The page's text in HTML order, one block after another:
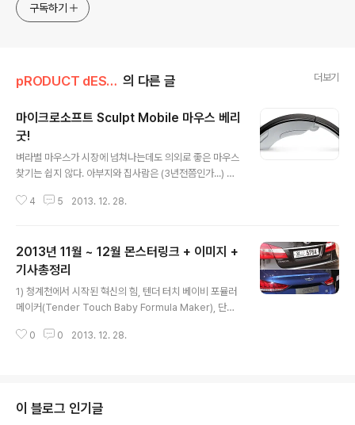
구독하기
pRODUCT dESIGN 의 다른 글 더보기
마이크로소프트 Sculpt Mobile 마우스 베리
굿!
벼라별 마우스가 시장에 넘쳐나는데도 의외로 좋은 마우스
찾기는 쉽지 않다. 아부지와 집사람은 (3년전쯤인가...) M
다. 근데 이게 진짜 그지같은게... 배터리는 AAA 2개나 들
스크롤휠도 헛돌때가 많고 돌리는 느낌도 cheap 하다. 최
근 두 분의 강력한 클레임(?)으로 에누리, 다나와 폭풍검색
으로 찾아낸 제품은... 바로... 마이크로소프트 Sculpt Mo
bile 마우스... 이번에는 로지텍으로 사볼까 했는데, 가격이
착해서 속는셈치고 바로 주문... 어쨌든, MS는 하드웨어 명
가니까... 1) 일단, BlueTrack 기술로 유리, ..
4 5 2013. 12. 28.
2013년 11월 ~ 12월 몬스터링크 + 이미지 +
기사총정리
1) 청계천에서 시작된 혁신의 힘, 텐더 터치 베이비 포뮬러
메이커(Tender Touch Baby Formula Maker), 단순
mt.co.kr/new/view.html?no=201311031459322
것으로 착각하는 것을 경계했다. 관리자가 실무자의 일을
대신 해주면 실무자는 게을러지거나 기가 꺾이거나 둘 중
0 0 2013. 12. 28.
이 블로그 인기글